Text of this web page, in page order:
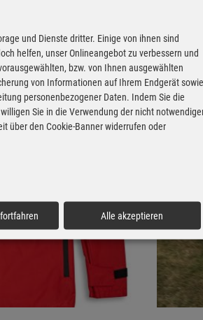
im Maßstab 1:18 kostet
und Dienste dritter. Einige von ihnen sind
helfen, unser Onlineangebot zu verbessern und
bzw. von Ihnen ausgewählten
von Informationen auf Ihrem Endgerät sowie
personenbezogener Daten. Indem Sie die
Sie in die Verwendung der nicht
über den Cookie-Banner widerrufen oder
Alle akzeptieren